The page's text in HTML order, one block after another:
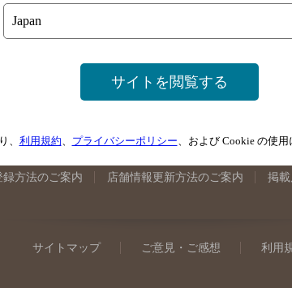
県のバー検索
山口県のバー
録方法のご案内 店舗情報更新方法のご案内 掲
サイトマップ ご意見・ご感想 利用
サイトを閲覧する
、 利用規約、 プライバシーポリシー、および Cookie の使用